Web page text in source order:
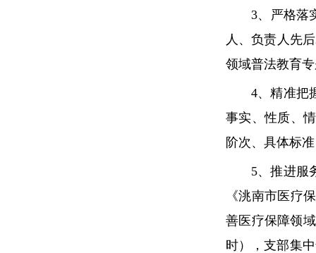
3、严格落实
人、负责人先
领域普法教育
4、精准把握
事实、性质、
阶次、具体标
5、推进服务
《洮南市医疗
善医疗保障领
时），支部集